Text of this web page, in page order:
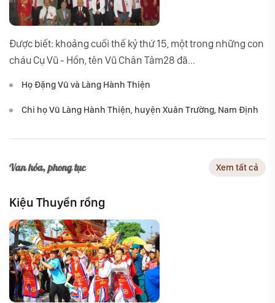
Được biết: khoảng cuối thế kỷ thứ 15, một trong những con
cháu Cụ Vũ - Hồn, tên Vũ Chân Tâm28 đã...
Họ Đặng Vũ và Làng Hành Thiện
Chi họ Vũ Làng Hành Thiện, huyện Xuân Trường, Nam Định
Văn hóa, phong tục Xem tất cả
Kiệu Thuyền rồng